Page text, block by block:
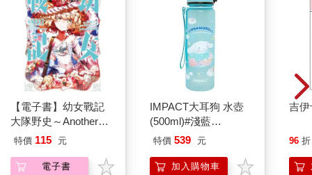
【電子書】幼女戰記
大隊野史～Another
Story of the Battalion～
特價 115 元
電子書
IMPACT大耳狗 水壺
(500ml)#淺藍
IMCMB01LB
特價 539 元
加入購物車
吉
96 折